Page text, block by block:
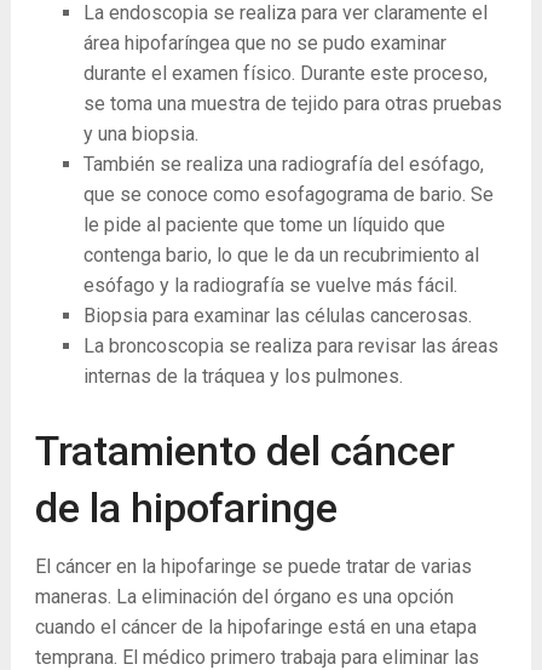
La endoscopia se realiza para ver claramente el
área hipofaríngea que no se pudo examinar
durante el examen físico. Durante este proceso,
se toma una muestra de tejido para otras pruebas
y una biopsia.
También se realiza una radiografía del esófago,
que se conoce como esofagograma de bario. Se
le pide al paciente que tome un líquido que
contenga bario, lo que le da un recubrimiento al
esófago y la radiografía se vuelve más fácil.
Biopsia para examinar las células cancerosas.
La broncoscopia se realiza para revisar las áreas
internas de la tráquea y los pulmones.
Tratamiento del cáncer
de la hipofaringe
El cáncer en la hipofaringe se puede tratar de varias
maneras. La eliminación del órgano es una opción
cuando el cáncer de la hipofaringe está en una etapa
temprana. El médico primero trabaja para eliminar las